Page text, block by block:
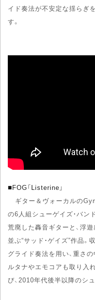
イド奏法が不安定な揺らぎ
す。
■FOG「Listerine」
ギター＆ヴォーカルの
の6人組シューゲイズ・バン
荒廃した轟音ギターと、浮
並ぶ“サッド・ゲイズ”作品。
グライド奏法を用い、重さ
ルタナやエモコアも取り入
び、2010年代後半以降のシ